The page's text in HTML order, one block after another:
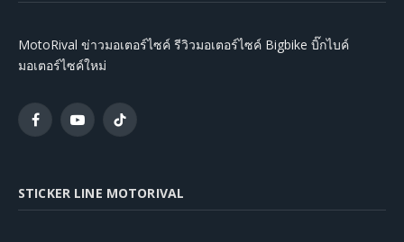
MotoRival ข่าวมอเตอร์ไซค์ รีวิวมอเตอร์ไซค์ Bigbike บิ๊กไบค์
มอเตอร์ไซค์ใหม่
FacebookYouTubeTikTok
STICKER LINE MOTORIVAL